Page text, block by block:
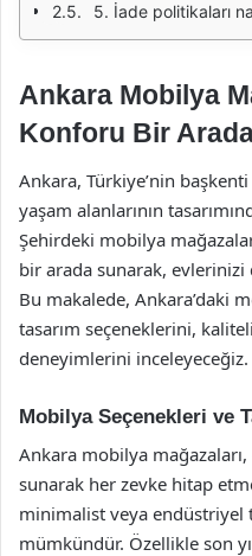
5. İade politikaları
Ankara Mobilya
Konforu Bir
Ankara, Türkiye’nin başkenti
yaşam alanlarının
Şehirdeki mobilya
bir arada sunarak,
Bu makalede, Ankara’daki
tasarım seçeneklerini,
deneyimlerini inceleyeceğiz.
Mobilya Seçenekleri ve
Ankara mobilya
sunarak her zevke hitap
minimalist veya endüstriyel
mümkündür. Özellikle son